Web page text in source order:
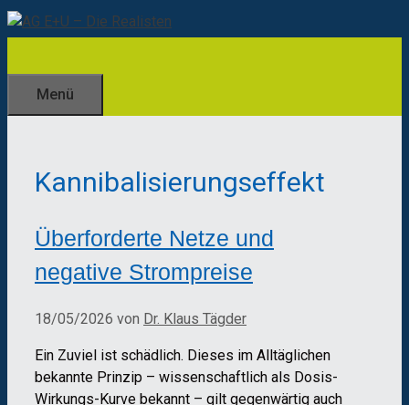
Zum
Inhalt
Menü
Kannibalisierungseffekt
Überforderte Netze und
negative Strompreise
18/05/2026 von Dr. Klaus Tägder
Ein Zuviel ist schädlich. Dieses im Alltäglichen
bekannte Prinzip – wissenschaftlich als Dosis-
Wirkungs-Kurve bekannt – gilt gegenwärtig auch